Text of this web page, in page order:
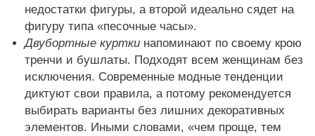
недостатки фигуры, а второй идеально сядет на
фигуру типа «песочные часы».
Двубортные куртки напоминают по своему крою
тренчи и бушлаты. Подходят всем женщинам без
исключения. Современные модные тенденции
диктуют свои правила, а потому рекомендуется
выбирать варианты без лишних декоративных
элементов. Иными словами, «чем проще, тем